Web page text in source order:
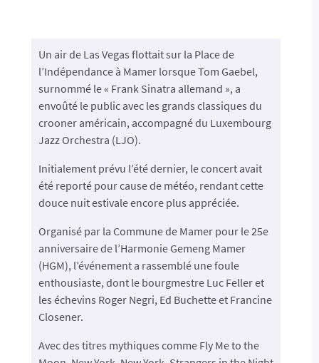
Un air de Las Vegas flottait sur la Place de
l’Indépendance à Mamer lorsque Tom Gaebel,
surnommé le « Frank Sinatra allemand », a
envoûté le public avec les grands classiques du
crooner américain, accompagné du Luxembourg
Jazz Orchestra (LJO).
Initialement prévu l’été dernier, le concert avait
été reporté pour cause de météo, rendant cette
douce nuit estivale encore plus appréciée.
Organisé par la Commune de Mamer pour le 25e
anniversaire de l’Harmonie Gemeng Mamer
(HGM), l’événement a rassemblé une foule
enthousiaste, dont le bourgmestre Luc Feller et
les échevins Roger Negri, Ed Buchette et Francine
Closener.
Avec des titres mythiques comme Fly Me to the